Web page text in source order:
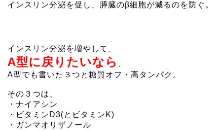
インスリン分泌を促し、膵臓のβ細胞が減るのを防ぐ。
インスリン分泌を増やして、
A型に戻りたいなら
A型でも書いた３つと糖質オフ・高タンパク。
その３つは、
・ナイアシン
・ビタミンD3(とビタミンK)
・ガンマオリザノール